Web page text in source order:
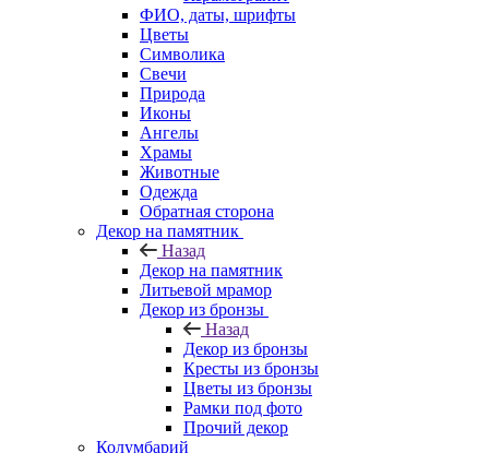
ФИО, даты, шрифты
Цветы
Символика
Свечи
Природа
Иконы
Ангелы
Храмы
Животные
Одежда
Обратная сторона
Декор на памятник
Назад
Декор на памятник
Литьевой мрамор
Декор из бронзы
Назад
Декор из бронзы
Кресты из бронзы
Цветы из бронзы
Рамки под фото
Прочий декор
Колумбарий